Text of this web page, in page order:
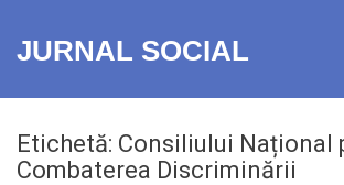
JURNAL SOCIAL
Etichetă: Consiliului Național
Combaterea Discriminării